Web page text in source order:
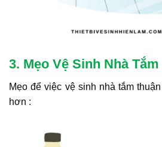
3. Mẹo Vệ Sinh Nhà
Mẹo để việc vệ sinh nhà tắm
hơn :